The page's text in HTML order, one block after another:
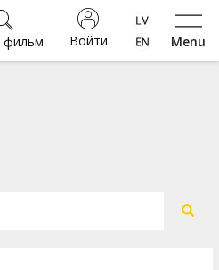
Menu
Войти
фильм